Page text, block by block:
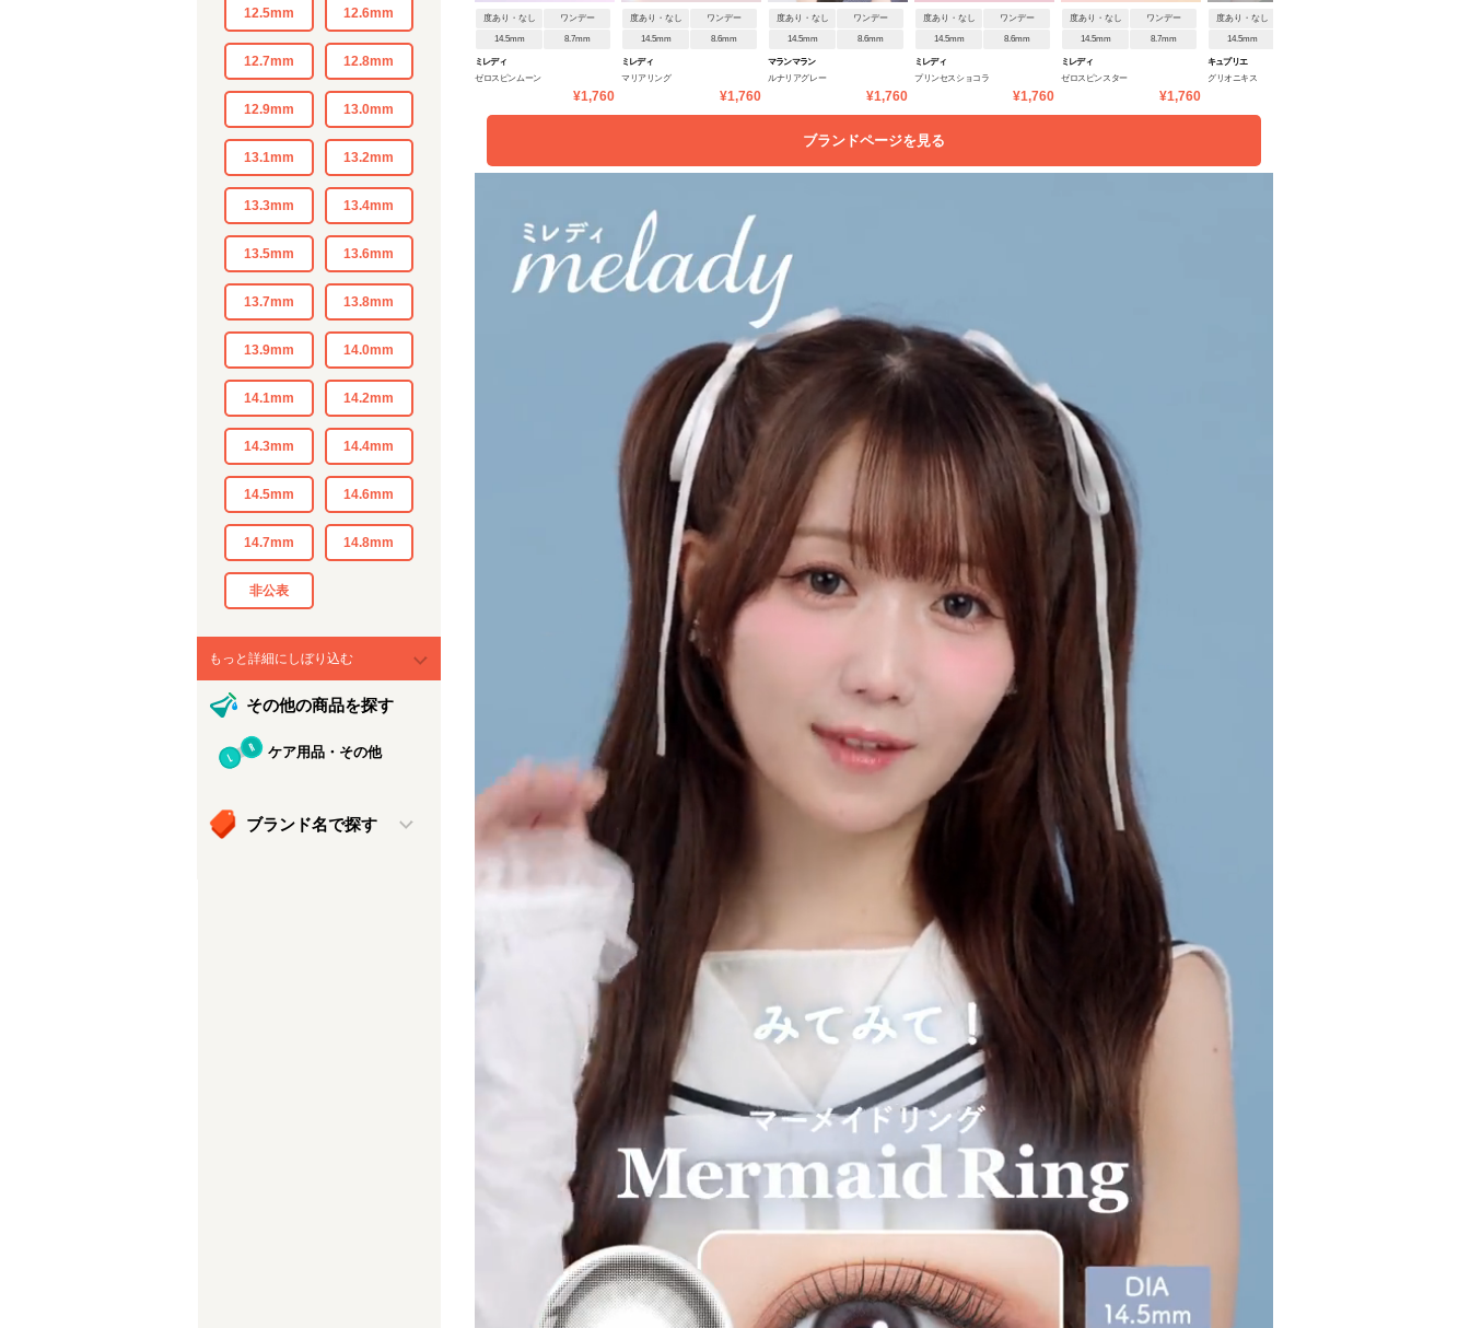
12.5mm 12.6mm
12.7mm 12.8mm
12.9mm 13.0mm
13.1mm 13.2mm
13.3mm 13.4mm
13.5mm 13.6mm
13.7mm 13.8mm
13.9mm 14.0mm
14.1mm 14.2mm
14.3mm 14.4mm
14.5mm 14.6mm
14.7mm 14.8mm
非公表
もっと詳細にしぼり込む
その他の商品を探す
ケア用品・その他
ブランド名で探す
度あり・なし ワンデー
14.5mm 8.7mm
ミレディ
ゼロスピンムーン
¥1,760
度あり・なし ワンデー
14.5mm 8.6mm
ミレディ
マリアリング
¥1,760
度あり・なし ワンデー
14.5mm 8.6mm
マランマラン
ルナリアグレー
¥1,760
度あり・なし ワンデー
14.5mm 8.6mm
ミレディ
プリンセスショコラ
¥1,760
度あり・なし ワンデー
14.5mm 8.7mm
ミレディ
ゼロスピンスター
¥1,760
度あり・なし
14.5mm
キュプリエ
グリオニキス
ブランドページを見る